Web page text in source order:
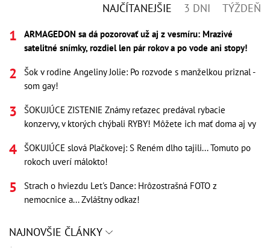
NAJČÍTANEJŠIE 3 DNI TÝŽDEŇ
ARMAGEDON sa dá pozorovať už aj z vesmíru: Mrazivé
satelitné snímky, rozdiel len pár rokov a po vode ani stopy!
Šok v rodine Angeliny Jolie: Po rozvode s manželkou priznal -
som gay!
ŠOKUJÚCE ZISTENIE Známy reťazec predával rybacie
konzervy, v ktorých chýbali RYBY! Môžete ich mať doma aj vy
ŠOKUJÚCE slová Plačkovej: S Reném dlho tajili... Tomuto po
rokoch uverí málokto!
Strach o hviezdu Let's Dance: Hrôzostrašná FOTO z
nemocnice a... Zvláštny odkaz!
NAJNOVŠIE ČLÁNKY